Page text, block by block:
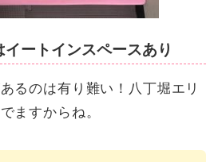
ートインスペースあり
るのは有り難い！八丁堀エリ
ますからね。